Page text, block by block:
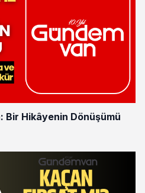
Bir Hikâyenin Dönüşümü